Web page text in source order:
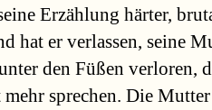
Erzählung härter,
hat er verlassen, seine
den Füßen verloren,
sprechen. Die Mutter